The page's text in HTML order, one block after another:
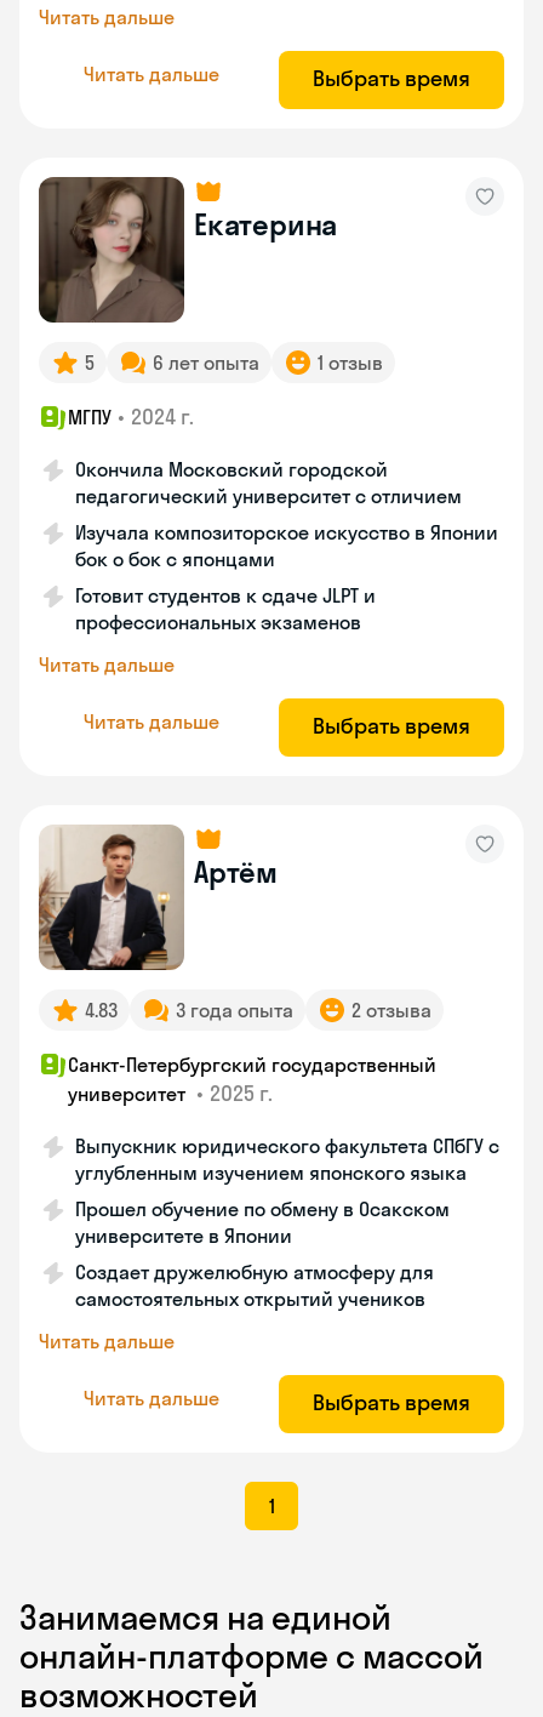
Читать дальше
Читать дальше Выбрать время
Екатерина
5 6 лет опыта 1 отзыв
МГПУ • 2024 г.
Окончила Московский городской
педагогический университет с отличием
Изучала композиторское искусство в Японии
бок о бок с японцами
Готовит студентов к сдаче JLPT и
профессиональных экзаменов
Читать дальше
Читать дальше Выбрать время
Артём
4.83 3 года опыта 2 отзыва
Санкт-Петербургский государственный
университет • 2025 г.
Выпускник юридического факультета СПбГУ с
углубленным изучением японского языка
Прошел обучение по обмену в Осакском
университете в Японии
Создает дружелюбную атмосферу для
самостоятельных открытий учеников
Читать дальше
Читать дальше Выбрать время
1
Занимаемся на единой
онлайн-платформе с массой
возможностей